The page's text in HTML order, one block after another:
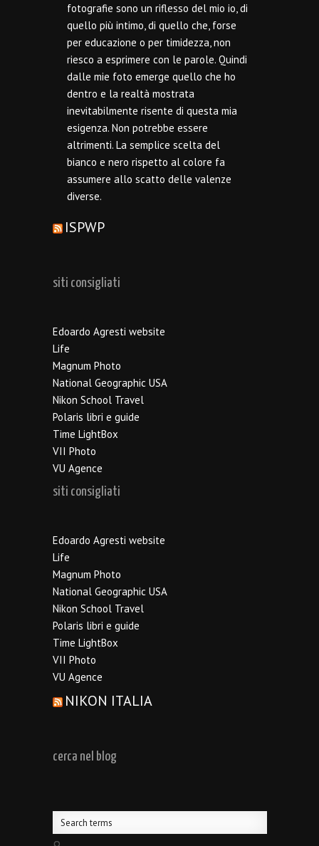
fotografie sono un riflesso del mio io, di
quello più intimo, di quello che, forse
per educazione o per timidezza, non
riesco a esprimere con le parole. Quindi
dalle mie foto emerge quello che ho
dentro e la realtà mostrata
inevitabilmente risente di questa mia
esigenza. Non potrebbe essere
altrimenti. La semplice scelta del
bianco e nero rispetto al colore fa
assumere allo scatto delle valenze
diverse.
ISPWP
siti consigliati
Edoardo Agresti website
Life
Magnum Photo
National Geographic USA
Nikon School Travel
Polaris libri e guide
Time LightBox
VII Photo
VU Agence
siti consigliati
Edoardo Agresti website
Life
Magnum Photo
National Geographic USA
Nikon School Travel
Polaris libri e guide
Time LightBox
VII Photo
VU Agence
NIKON ITALIA
cerca nel blog